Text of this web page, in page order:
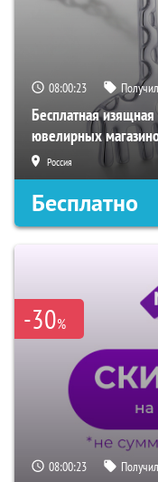
08:00:23
Бесплатная
ювелирных
Россия
Бесплатно
-30%
08:00:23